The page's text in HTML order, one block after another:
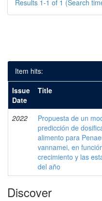
Results 1-1 of 1 (Search
Item hits:
Issue
Date
Title
2022
Propuesta de un
predicción de
alimento para
vannamei, en
crecimiento y las
del año
Discover